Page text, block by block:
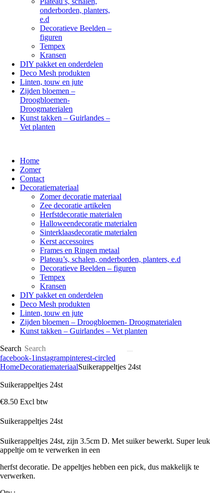
onderborden, planters,
e.d
Decoratieve Beelden –
figuren
Tempex
Kransen
DIY pakket en onderdelen
Deco Mesh produkten
Linten, touw en jute
Zijden bloemen –
Droogbloemen-
Droogmaterialen
Kunst takken – Guirlandes –
Vet planten
Home
Zomer
Contact
Decoratiemateriaal
Zomer decoratie materiaal
Zee decoratie artikelen
Herfstdecoratie materialen
Halloweendecoratie materialen
Sinterklaasdecoratie materialen
Kerst accessoires
Frames en Ringen metaal
Plateau’s, schalen, onderborden, planters, e.d
Decoratieve Beelden – figuren
Tempex
Kransen
DIY pakket en onderdelen
Deco Mesh produkten
Linten, touw en jute
Zijden bloemen – Droogbloemen- Droogmaterialen
Kunst takken – Guirlandes – Vet planten
Search
facebook-1instagrampinterest-circled
HomeDecoratiemateriaalSuikerappeltjes 24st
Suikerappeltjes 24st
€8.50 Excl btw
Suikerappeltjes 24st
Suikerappeltjes 24st, zijn 3.5cm D. Met suiker bewerkt. Super leuk
appeltje om te verwerken in een
herfst decoratie. De appeltjes hebben een pick, dus makkelijk te
verwerken.